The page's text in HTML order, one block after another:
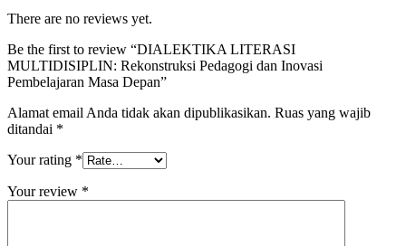
There are no reviews yet.
Be the first to review “DIALEKTIKA LITERASI
MULTIDISIPLIN: Rekonstruksi Pedagogi dan Inovasi
Pembelajaran Masa Depan”
Alamat email Anda tidak akan dipublikasikan. Ruas yang wajib
ditandai *
Your rating *
Your review *